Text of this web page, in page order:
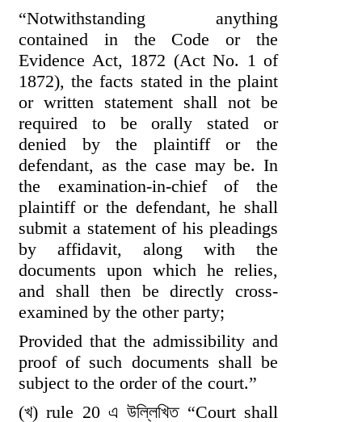
“Notwithstanding anything
contained in the Code or the
Evidence Act, 1872 (Act No. 1 of
1872), the facts stated in the plaint
or written statement shall not be
required to be orally stated or
denied by the plaintiff or the
defendant, as the case may be. In
the examination-in-chief of the
plaintiff or the defendant, he shall
submit a statement of his pleadings
by affidavit, along with the
documents upon which he relies,
and shall then be directly cross-
examined by the other party;
Provided that the admissibility and
proof of such documents shall be
subject to the order of the court.”
(খ) rule 20 এ উল্লিখিত “Court shall